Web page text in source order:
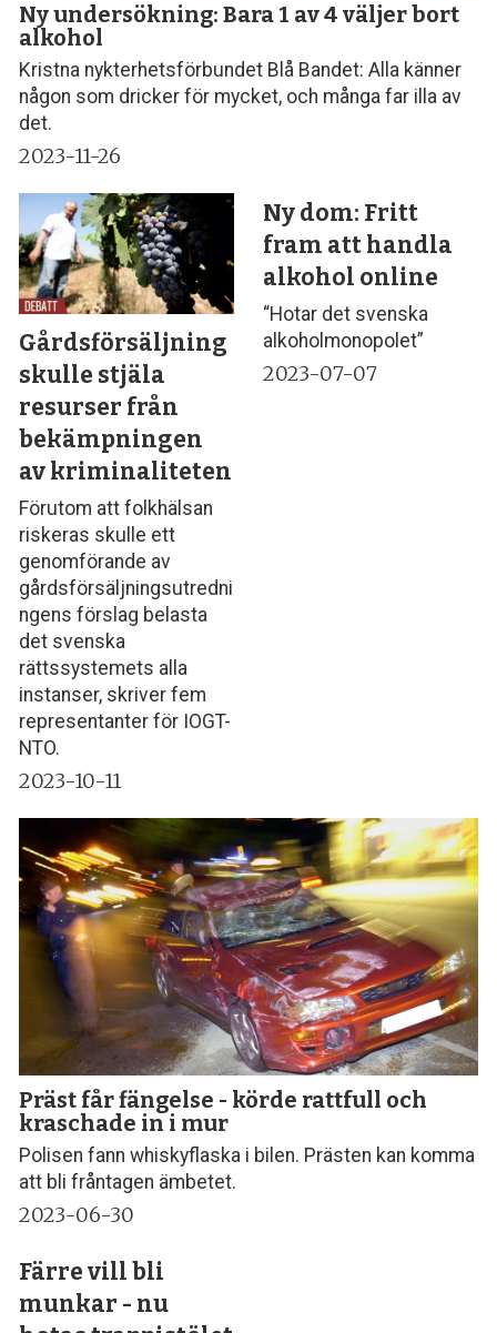
Ny undersökning: Bara 1 av 4 väljer bort
alkohol
Kristna nykterhetsförbundet Blå Bandet: Alla känner
någon som dricker för mycket, och många far illa av
det.
2023-11-26
Gårdsförsäljning
skulle stjäla
resurser från
bekämpningen
av kriminaliteten
Förutom att folkhälsan
riskeras skulle ett
genomförande av
gårdsförsäljningsutredni
ngens förslag belasta
det svenska
rättssystemets alla
instanser, skriver fem
representanter för IOGT-
NTO.
2023-10-11
Ny dom: Fritt
fram att handla
alkohol online
“Hotar det svenska
alkoholmonopolet”
2023-07-07
Präst får fängelse - körde rattfull och
kraschade in i mur
Polisen fann whiskyflaska i bilen. Prästen kan komma
att bli fråntagen ämbetet.
2023-06-30
Färre vill bli
munkar - nu